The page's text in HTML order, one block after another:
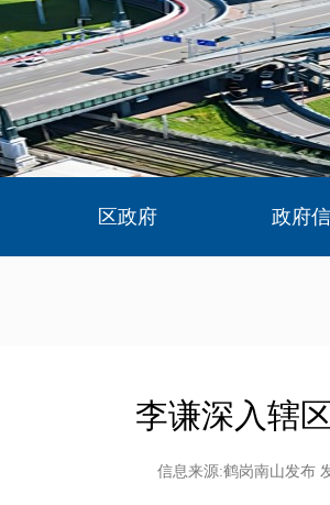
区政府 政府
李谦深入辖
信息来源:鹤岗南山发布